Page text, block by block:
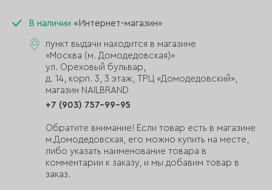
В наличии «Интернет-магазин»
пункт выдачи находится в магазине
«Москва (м. Домодедовская)»
ул. Ореховый бульвар,
д. 14, корп. 3, 3 этаж, ТРЦ «Домодедовский»,
магазин NAILBRAND
+7 (903) 757-99-95
Обратите внимание! Если товар есть в магазине
м.Домодедовская, его можно купить на месте,
либо указать наименование товара в
комментарии к заказу, и мы добавим товар в
заказ.